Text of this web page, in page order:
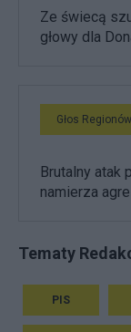
Ze świecą
głowy dla
Głos Regionów
Brutalny atak
namierza
Tematy
PIS